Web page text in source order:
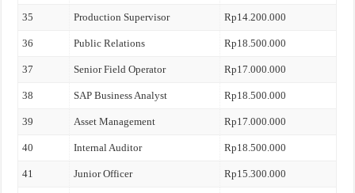
35 Production Supervisor Rp14.200.000
36 Public Relations Rp18.500.000
37 Senior Field Operator Rp17.000.000
38 SAP Business Analyst Rp18.500.000
39 Asset Management Rp17.000.000
40 Internal Auditor Rp18.500.000
41 Junior Officer Rp15.300.000